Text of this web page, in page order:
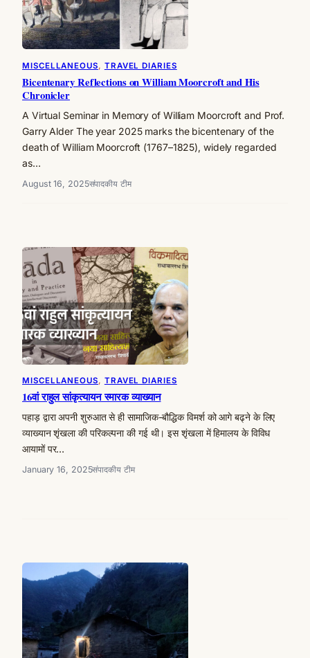
MISCELLANEOUS, TRAVEL DIARIES
Bicentenary Reflections on William Moorcroft and His
Chronicler
A Virtual Seminar in Memory of William Moorcroft and Prof.
Garry Alder The year 2025 marks the bicentenary of the
death of William Moorcroft (1767–1825), widely regarded
as…
August 16, 2025संपादकीय टीम
MISCELLANEOUS, TRAVEL DIARIES
16वां राहुल सांकृत्यायन स्मारक व्याख्यान
पहाड़ द्वारा अपनी शुरुआत से ही सामाजिक-बौद्धिक विमर्श को आगे बढ्ने के लिए
व्याख्यान शृंखला की परिकल्पना की गई थी। इस शृंखला में हिमालय के विविध
आयामों पर…
January 16, 2025संपादकीय टीम